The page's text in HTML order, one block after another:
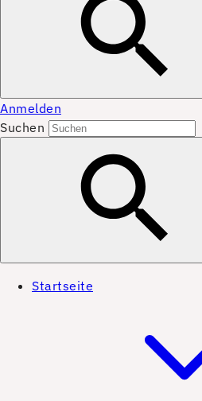
Anmelden
Suchen
Startseite